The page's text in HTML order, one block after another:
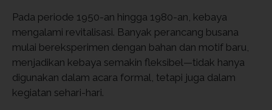
Pada periode 1950-an hingga 1980-an, kebaya
mengalami revitalisasi. Banyak perancang busana
mulai bereksperimen dengan bahan dan motif baru,
menjadikan kebaya semakin fleksibel—tidak hanya
digunakan dalam acara formal, tetapi juga dalam
kegiatan sehari-hari.